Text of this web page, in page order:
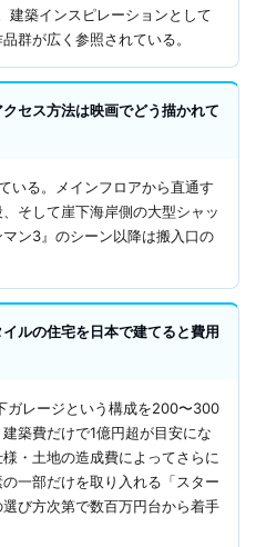
建築インスピレーションとして
群が広く参照されている。
セス方法は映画でどう描かれて
いる。メインフロアから直通す
そして崖下海岸側の大型シャッ
ン3』のシーン以降は搬入口の
ルの住宅を日本で建てると費用
ガレージという構成を200〜300
築費だけで1億円超が目安にな
・土地の造成費によってさらに
一部だけを取り入れる「スター
び方次第で数百万円台から着手